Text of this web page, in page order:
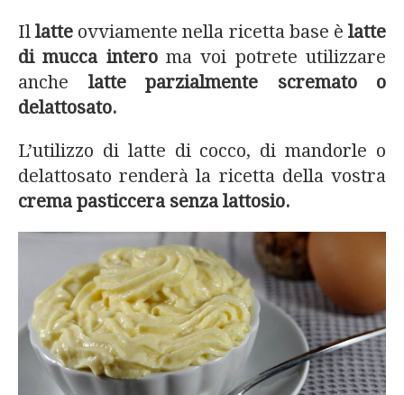
Illatte ovviamente nella ricetta base è latte
di mucca interoma voi potrete utilizzare
anche latte parzialmente scremato o
delattosato.
L’utilizzo di latte di cocco, di mandorle o
delattosato renderà la ricetta della vostra
crema pasticcera senza lattosio.